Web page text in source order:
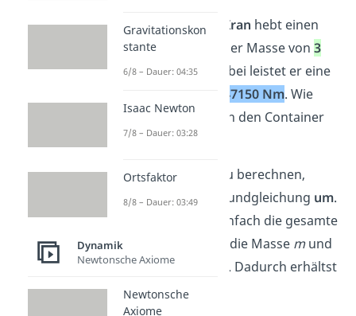
Stell dir vor, ein
Kran hebt einen
Container mit einer Masse von 3
Tonnenhoch. Dabei leistet er eine
147150 Nm. Wie
hochhat der Kran den Container
gehoben?
Um die Höhe
zu berechnen,
formstdu die Grundgleichung um.
Dafür teilst du einfach die gesamte
Gleichung durch die Masse mund
den Ortsfaktor
. Dadurch erhältst
du:
Gravitationskon
stante
6/8 – Dauer: 04:35
Isaac Newton
7/8 – Dauer: 03:28
Ortsfaktor
8/8 – Dauer: 03:49
Dynamik
Newtonsche Axiome
Newtonsche
Axiome